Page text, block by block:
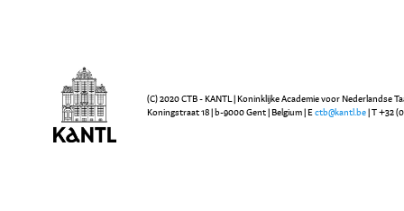
(C) 2020 CTB - KANTL | Koninklijke Academie voor Nederlandse
Koningstraat 18 | b-9000 Gent | Belgium | E ctb@kantl.be | T +32